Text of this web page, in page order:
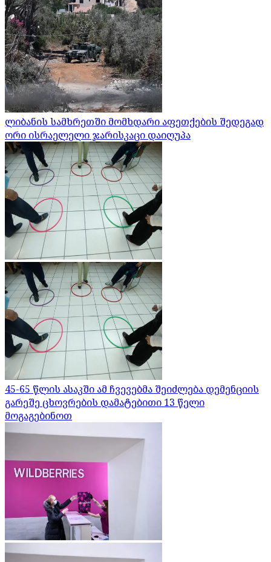
ლიბანის სამხრეთში მომხდარი აფეთქების შედეგად
ორი ისრაელელი ჯარისკაცი დაიღუპა
45-65 წლის ასაკში ამ ჩვევებმა შეიძლება დემენციის
გარეშე ცხოვრების დამატებითი 13 წელი
მოგაგებინოთ